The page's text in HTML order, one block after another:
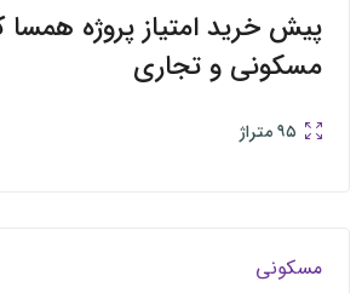
امتیاز پروژه همسا کوهک /
و تجاری
فروش